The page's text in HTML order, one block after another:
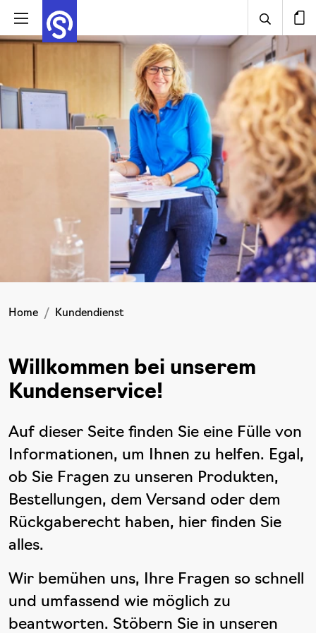
Home Kundendienst
Willkommen bei unserem
Kundenservice!
Auf dieser Seite finden Sie eine Fülle von
Informationen, um Ihnen zu helfen. Egal,
ob Sie Fragen zu unseren Produkten,
Bestellungen, dem Versand oder dem
Rückgaberecht haben, hier finden Sie
alles.
Wir bemühen uns, Ihre Fragen so schnell
und umfassend wie möglich zu
beantworten. Stöbern Sie in unseren